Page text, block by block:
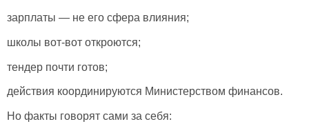
зарплаты — не его сфера влияния;
школы вот-вот откроются;
тендер почти готов;
действия координируются Министерством финансов.
Но факты говорят сами за себя: